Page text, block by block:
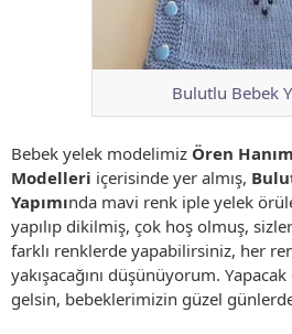
Bulutlu Bebek
Bebek yelek modelimiz Ören
Modelleri içerisinde yer almış,
Yapımında mavi renk iple yelek
yapılıp dikilmiş, çok hoş olmuş,
farklı renklerde yapabilirsiniz, her
yakışacağını düşünüyorum.
gelsin, bebeklerimizin güzel